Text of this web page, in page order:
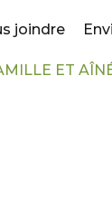
joindre
ET